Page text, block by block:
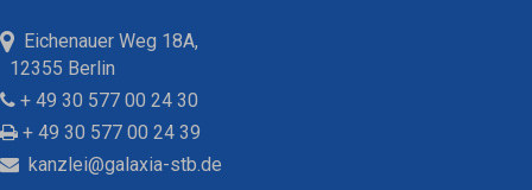
Eichenauer Weg 18A,
12355 Berlin
+ 49 30 577 00 24 30
+ 49 30 577 00 24 39
kanzlei@galaxia-stb.de